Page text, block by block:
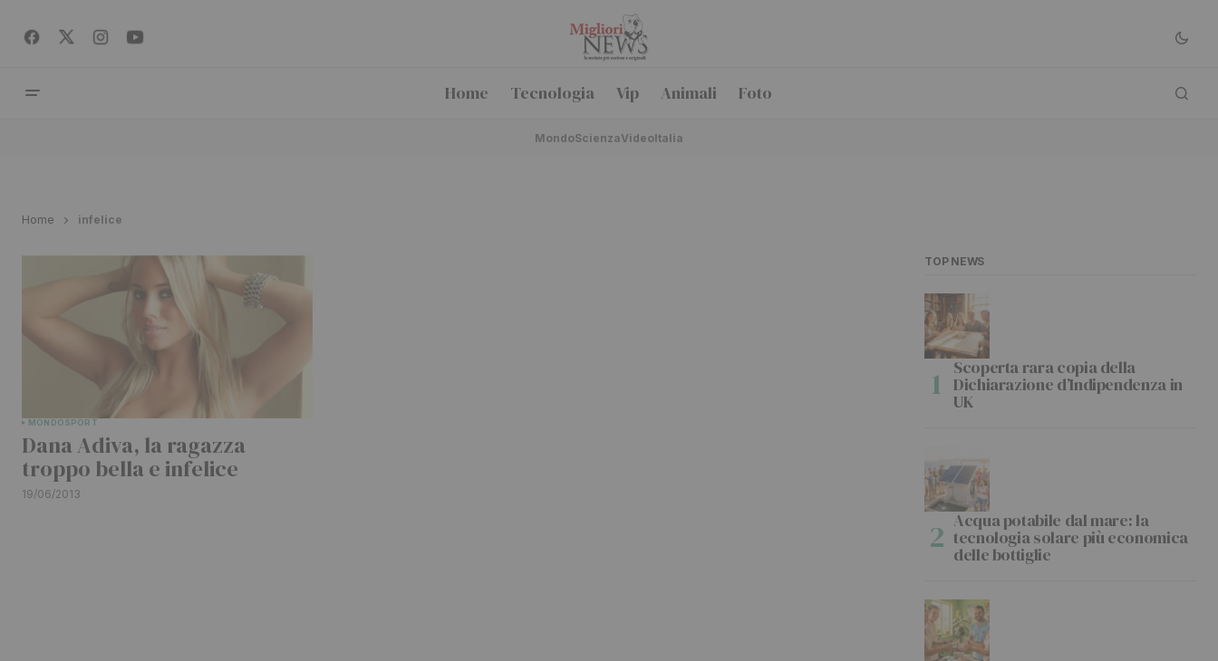
Home Tecnologia Vip Animali Foto
MondoScienzaVideoItalia
Home infelice
MONDOSPORT
Dana Adiva, la ragazza
troppo bella e infelice
19/06/2013
TOP NEWS
Scoperta rara copia della
Dichiarazione d’Indipendenza in
UK
Acqua potabile dal mare: la
tecnologia solare più economica
delle bottiglie